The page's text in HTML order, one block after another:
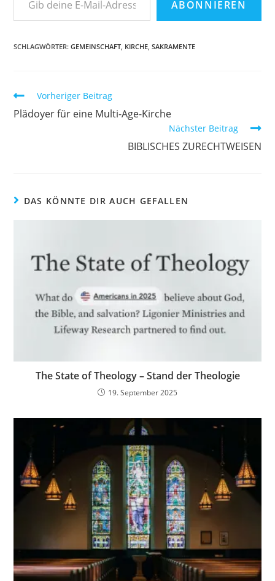
ABONNIEREN
SCHLAGWÖRTER:GEMEINSCHAFT, KIRCHE, SAKRAMENTE
Vorheriger Beitrag
Plädoyer für eine Multi-Age-Kirche
Nächster Beitrag
BIBLISCHES ZURECHTWEISEN
DAS KÖNNTE DIR AUCH GEFALLEN
The State of Theology – Stand der Theologie
19. September 2025